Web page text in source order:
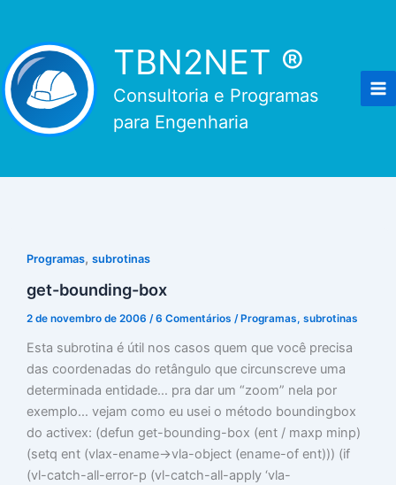
conteúdo
TBN2NET ®
Consultoria e Programas
para Engenharia
Programas, subrotinas
get-bounding-box
2 de novembro de 2006 /6 Comentários /Programas, subrotinas
Esta subrotina é útil nos casos quem que você precisa
das coordenadas do retângulo que circunscreve uma
determinada entidade… pra dar um “zoom” nela por
exemplo… vejam como eu usei o método boundingbox
do activex: (defun get-bounding-box (ent / maxp minp)
(setq ent (vlax-ename->vla-object (ename-of ent))) (if
(vl-catch-all-error-p (vl-catch-all-apply ‘vla-